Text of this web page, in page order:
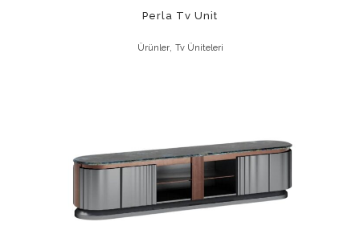
Perla Tv Unit
Ürünler, Tv Üniteleri